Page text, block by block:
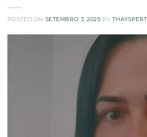
POSTED ON SETEMBRO 3, 2025 BY